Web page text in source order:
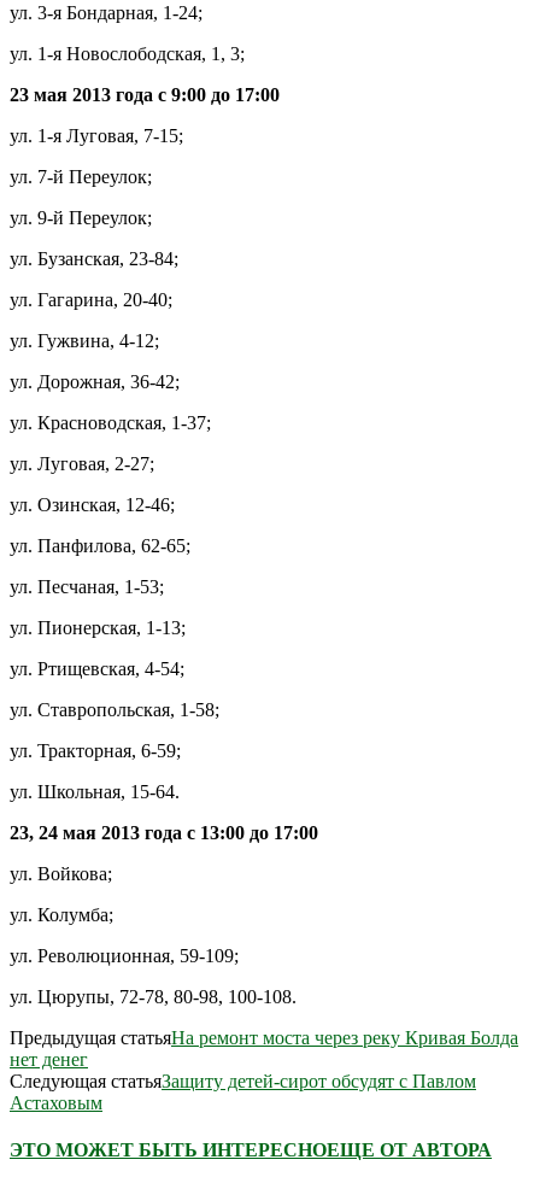
ул. 3-я Бондарная, 1-24;
ул. 1-я Новослободская, 1, 3;
23 мая 2013 года с 9:00 до 17:00
ул. 1-я Луговая, 7-15;
ул. 7-й Переулок;
ул. 9-й Переулок;
ул. Бузанская, 23-84;
ул. Гагарина, 20-40;
ул. Гужвина, 4-12;
ул. Дорожная, 36-42;
ул. Красноводская, 1-37;
ул. Луговая, 2-27;
ул. Озинская, 12-46;
ул. Панфилова, 62-65;
ул. Песчаная, 1-53;
ул. Пионерская, 1-13;
ул. Ртищевская, 4-54;
ул. Ставропольская, 1-58;
ул. Тракторная, 6-59;
ул. Школьная, 15-64.
23, 24 мая 2013 года с 13:00 до 17:00
ул. Войкова;
ул. Колумба;
ул. Революционная, 59-109;
ул. Цюрупы, 72-78, 80-98, 100-108.
Предыдущая статьяНа ремонт моста через реку Кривая Болда
нет денег
Следующая статьяЗащиту детей-сирот обсудят с Павлом
Астаховым
ЭТО МОЖЕТ БЫТЬ ИНТЕРЕСНОЕЩЕ ОТ АВТОРА